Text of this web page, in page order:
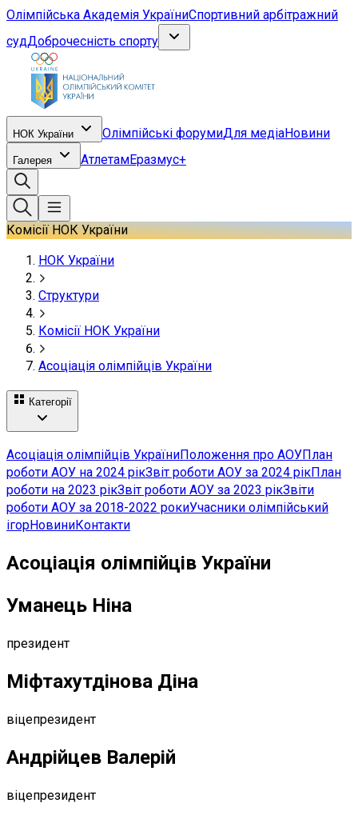
Олімпійська Академія УкраїниСпортивний арбітражний
судДоброчесність спорту
НОК України Олімпійські форумиДля медіаНовини
Галерея АтлетамЕразмус+
Комісії НОК України
НОК України
Структури
Комісії НОК України
Асоціація олімпійців України
Категорії
Асоціація олімпійців УкраїниПоложення про АОУПлан
роботи АОУ на 2024 рікЗвіт роботи АОУ за 2024 рікПлан
роботи на 2023 рікЗвіт роботи АОУ за 2023 рікЗвіти
роботи АОУ за 2018-2022 рокиУчасники олімпійський
ігорНовиниКонтакти
Асоціація олімпійців України
Уманець Ніна
президент
Міфтахутдінова Діна
віцепрезидент
Андрійцев Валерій
віцепрезидент